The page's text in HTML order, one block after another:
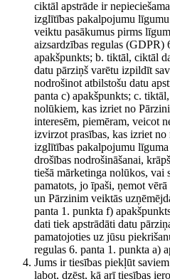
ciktāl apstrāde ir
izglītības pakalpojumu
veiktu pasākumus pirms
aizsardzības regulas (GDPR)
apakšpunkts; b. tiktāl, ciktāl
datu pārziņš varētu izpildīt
nodrošinot atbilstošu datu
panta c) apakšpunkts; c.
nolūkiem, kas izriet no
interesēm, piemēram, veicot
izvirzot prasības, kas izriet
izglītības pakalpojumu
drošības nodrošināšanai,
tiešā mārketinga nolūkos, vai
pamatots, jo īpaši, ņemot
un Pārzinim veiktās
panta 1. punkta f)
dati tiek apstrādāti datu
pamatojoties uz jūsu
regulas 6. panta 1. punkta a)
Jums ir tiesības piekļūt
labot, dzēst, kā arī tiesības